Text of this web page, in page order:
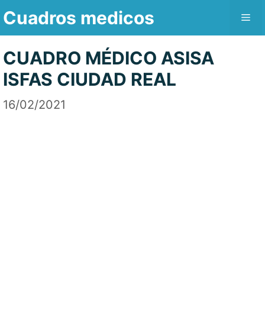
Saltar
contenido
Cuadros medicos
CUADRO MÉDICO ASISA
ISFAS CIUDAD REAL
16/02/2021